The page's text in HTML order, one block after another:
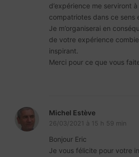
d’expérience me serviront
compatriotes dans ce sens
Je m’organiserai en
de votre expérience
inspirant.
Merci pour ce que vous
Michel Estève
26/03/2021 à 15 h 59 min
Bonjour Eric
Je vous félicite pour votre